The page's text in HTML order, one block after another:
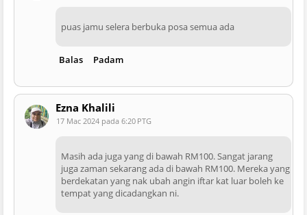
puas jamu selera berbuka posa semua ada
Balas Padam
Ezna Khalili
17 Mac 2024 pada 6:20 PTG
Masih ada juga yang di bawah RM100. Sangat jarang
juga zaman sekarang ada di bawah RM100. Mereka yang
berdekatan yang nak ubah angin iftar kat luar boleh ke
tempat yang dicadangkan ni.